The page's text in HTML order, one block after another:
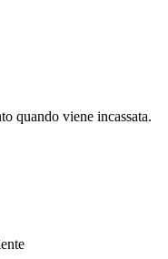
quando viene incassata.